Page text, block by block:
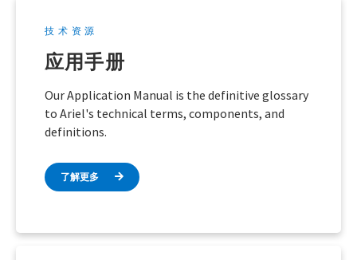
应用手册
技术资源
Our Application Manual is the definitive glossary
to Ariel's technical terms, components, and
definitions.
了解更多